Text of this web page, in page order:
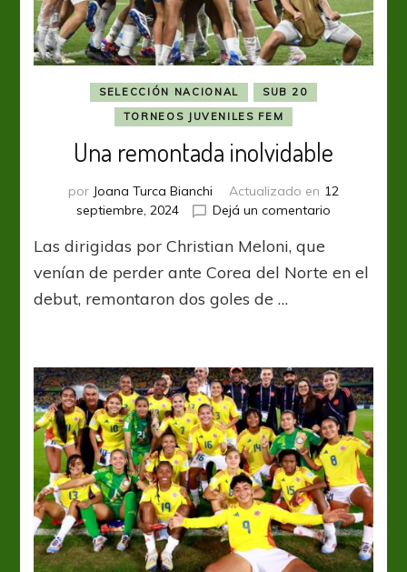
SELECCIÓN NACIONAL
SUB 20
TORNEOS JUVENILES FEM
Una remontada inolvidable
por Joana Turca Bianchi Actualizado en 12
septiembre, 2024
Dejá un comentario
inolvidable
Las dirigidas por Christian Meloni, que
venían de perder ante Corea del Norte en el
debut, remontaron dos goles de …